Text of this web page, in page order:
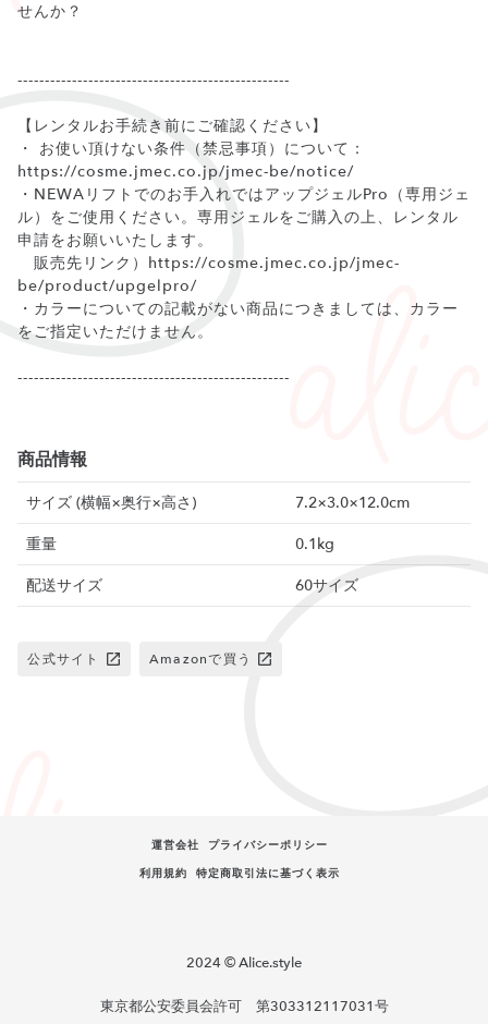
せんか？
--------------------------------------------------
【レンタルお手続き前にご確認ください】
・ お使い頂けない条件（禁忌事項）について：
https://cosme.jmec.co.jp/jmec-be/notice/
・NEWAリフトでのお手入れではアップジェルPro（専用ジェ
ル）をご使用ください。専用ジェルをご購入の上、レンタル
申請をお願いいたします。
販売先リンク）https://cosme.jmec.co.jp/jmec-
be/product/upgelpro/
・カラーについての記載がない商品につきましては、カラー
をご指定いただけません。
--------------------------------------------------
商品情報
サイズ (横幅×奥行×高さ)
7.2×3.0×12.0cm
重量
0.1kg
配送サイズ
60サイズ
公式サイト Amazonで買う
運営会社
プライバシーポリシー
利用規約
特定商取引法に基づく表示
2024 © Alice.style
東京都公安委員会許可 第303312117031号